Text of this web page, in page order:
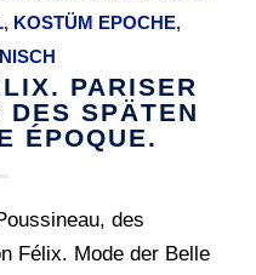
, KOSTÜM EPOCHE,
PARISER
DES SPÄTEN
ÉPOQUE.
des
Félix. Mode der Belle